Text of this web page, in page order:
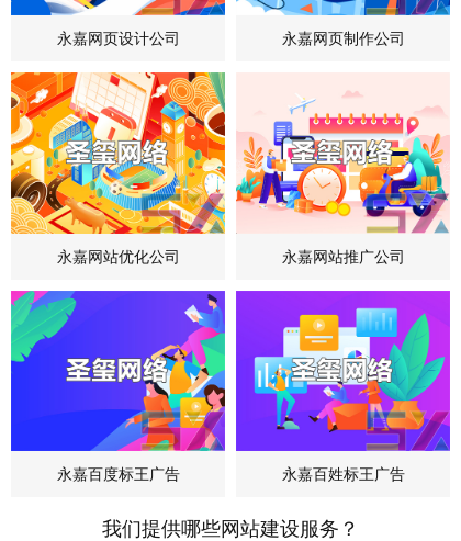
永嘉网页设计公司 永嘉网页制作公司
永嘉网站优化公司 永嘉网站推广公司
永嘉百度标王广告 永嘉百姓标王广告
我们提供哪些网站建设服务？